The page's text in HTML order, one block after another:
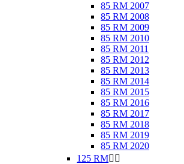
85 RM 2007
85 RM 2008
85 RM 2009
85 RM 2010
85 RM 2011
85 RM 2012
85 RM 2013
85 RM 2014
85 RM 2015
85 RM 2016
85 RM 2017
85 RM 2018
85 RM 2019
85 RM 2020
125 RM 